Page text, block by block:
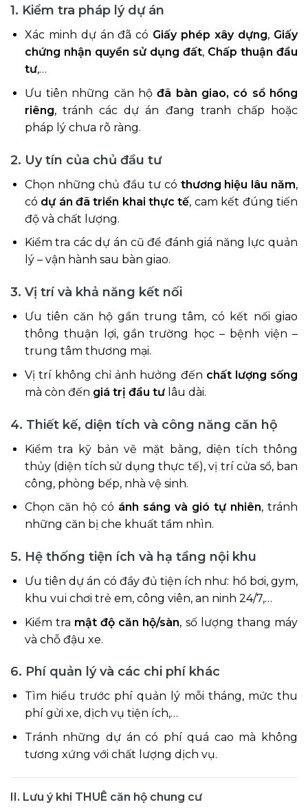
1. Kiểm tra pháp lý dự án
Xác minh dự án đã có Giấy phép xây dựng, Giấy
chứng nhận quyền sử dụng đất, Chấp thuận đầu
tư,…
Ưu tiên những căn hộđã bàn giao, có sổ hồng
riêng, tránh các dự án đang tranh chấp hoặc
pháp lý chưa rõ ràng.
2. Uy tín của chủ đầu tư
Chọn những chủ đầu tư có thương hiệu lâu năm,
có dự án đã triển khai thực tế, cam kết đúng tiến
độ và chất lượng.
Kiểm tra các dự án cũ để đánh giá năng lực quản
lý – vận hành sau bàn giao.
3. Vị trí và khả năng kết nối
Ưu tiên căn hộ gần trung tâm, có kết nối giao
thông thuận lợi, gần trường học – bệnh viện –
trung tâm thương mại.
Vị trí không chỉ ảnh hưởng đến chất lượng sống
mà còn đến giá trị đầu tưlâu dài.
4. Thiết kế, diện tích và công năng căn hộ
Kiểm tra kỹ bản vẽ mặt bằng, diện tích thông
thủy (diện tích sử dụng thực tế), vị trí cửa sổ, ban
công, phòng bếp, nhà vệ sinh.
Chọn căn hộ có ánh sáng và gió tự nhiên, tránh
những căn bị che khuất tầm nhìn.
5. Hệ thống tiện ích và hạ tầng nội khu
Ưu tiên dự án có đầy đủ tiện ích như: hồ bơi, gym,
khu vui chơi trẻ em, công viên, an ninh 24/7,…
Kiểm tra mật độ căn hộ/sàn, số lượng thang máy
và chỗ đậu xe.
6. Phí quản lý và các chi phí khác
Tìm hiểu trước phí quản lý mỗi tháng, mức thu
phí gửi xe, dịch vụ tiện ích,…
Tránh những dự án có phí quá cao mà không
tương xứng với chất lượng dịch vụ.
II. Lưu ý khi THUÊ căn hộ chung cư